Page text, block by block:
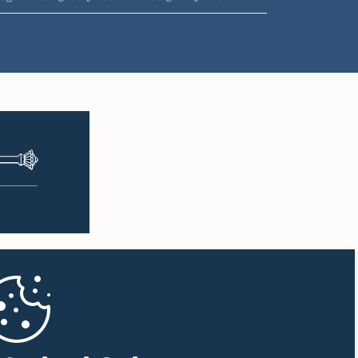
ප.ව. 2:30 - ප.ව. 2:39